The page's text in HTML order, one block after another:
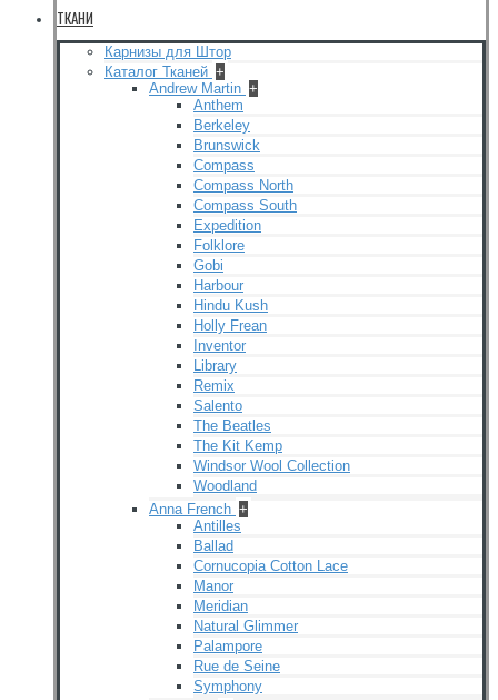
ТКАНИ
Карнизы для Штор
Каталог Тканей +
Andrew Martin +
Anthem
Berkeley
Brunswick
Compass
Compass North
Compass South
Expedition
Folklore
Gobi
Harbour
Hindu Kush
Holly Frean
Inventor
Library
Remix
Salento
The Beatles
The Kit Kemp
Windsor Wool Collection
Woodland
Anna French +
Antilles
Ballad
Cornucopia Cotton Lace
Manor
Meridian
Natural Glimmer
Palampore
Rue de Seine
Symphony